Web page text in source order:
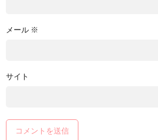
メール ※
サイト